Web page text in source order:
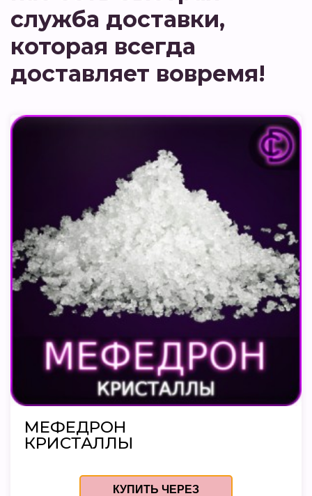
служба доставки,
которая всегда
доставляет вовремя!
МЕФЕДРОН
КРИСТАЛЛЫ
КУПИТЬ ЧЕРЕЗ